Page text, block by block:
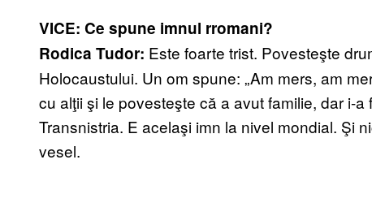
VICE: Ce spune imnul rromani?
Rodica Tudor: Este foarte trist. Povesteşte
Holocaustului. Un om spune: „Am mers, am
cu alţii şi le povesteşte că a avut familie, dar i-
Transnistria. E acelaşi imn la nivel mondial. Şi
vesel.